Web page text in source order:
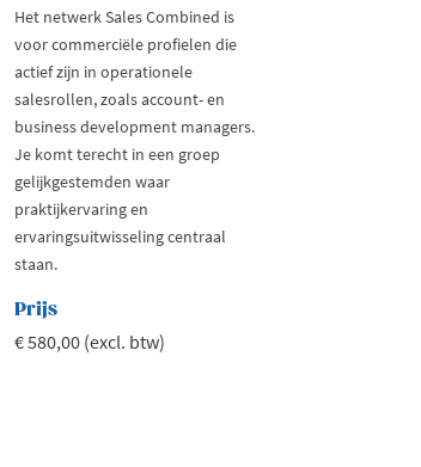
Het netwerk Sales Combined is
voor commerciële profielen die
actief zijn in operationele
salesrollen, zoals account- en
business development managers.
Je komt terecht in een groep
gelijkgestemden waar
praktijkervaring en
ervaringsuitwisseling centraal
staan.
Prijs
€ 580,00 (excl. btw)